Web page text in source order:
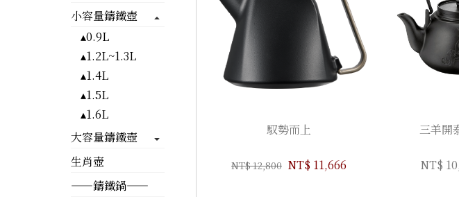
小容量鑄鐵壺
▴0.9L
▴1.2L~1.3L
▴1.4L
▴1.5L
▴1.6L
大容量鑄鐵壺
生肖壺
——鑄鐵鍋——
馭勢而上
NT$ 12,800 NT$ 11,666
三羊開
NT$